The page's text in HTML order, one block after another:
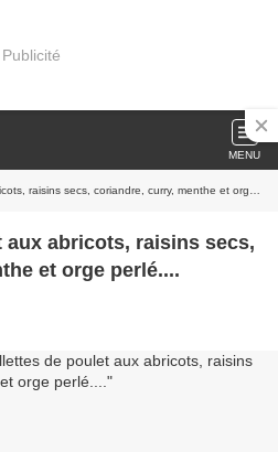
Publicité
MENU
raisins secs, coriandre, curry, menthe et orge perlé....
abricots, raisins secs,
et orge perlé....